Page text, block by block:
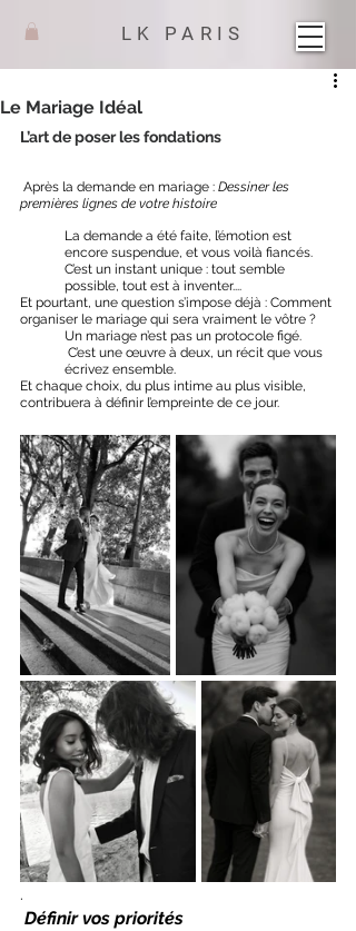
LK PARIS
Le Mariage Idéal
L’art de poser les fondations
Après la demande en mariage : Dessiner les
premières lignes de votre histoire
La demande a été faite, l’émotion est
encore suspendue, et vous voilà fiancés.
C’est un instant unique : tout semble
possible, tout est à inventer....
Et pourtant, une question s’impose déjà : Comment
organiser le mariage qui sera vraiment le vôtre ?
Un mariage n’est pas un protocole figé.
écrivez ensemble.
Et chaque choix, du plus intime au plus visible,
contribuera à définir l’empreinte de ce jour.
.
Définir vos priorités